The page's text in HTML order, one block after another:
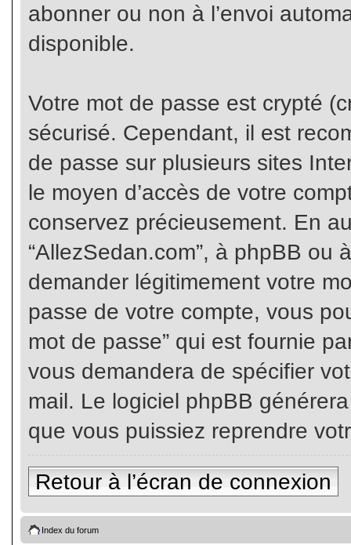
abonner ou non à l’envoi
disponible.
Votre mot de passe est crypté
sécurisé. Cependant, il est
de passe sur plusieurs sites
le moyen d’accès de votre
conservez précieusement. En
“AllezSedan.com”, à phpBB ou
demander légitimement votre
passe de votre compte, vous
mot de passe” qui est fournie
vous demandera de spécifier
mail. Le logiciel phpBB
que vous puissiez reprendre
Retour à l’écran de connexion
Index du forum